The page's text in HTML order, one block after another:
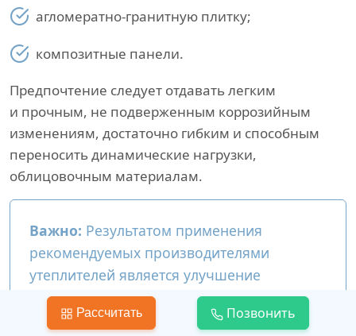
агломератно-гранитную плитку;
композитные панели.
Предпочтение следует отдавать легким
и прочным, не подверженным коррозийным
изменениям, достаточно гибким и способным
переносить динамические нагрузки,
облицовочным материалам.
Важно: Результатом применения
рекомендуемых производителями
утеплителей является улучшение
звукоизоляции и вынос точки росы
из стеновой конструкции, что позволяет
Рассчитать Позвонить